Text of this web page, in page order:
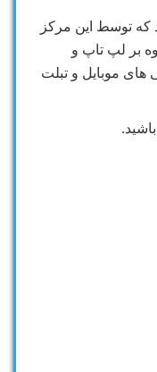
توسط این مرکز
بر لپ تاپ و
های موبایل و تبلت